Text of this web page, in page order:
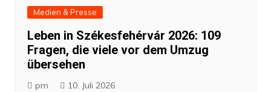
Medien & Presse
Leben in Székesfehérvár 2026: 109
Fragen, die viele vor dem Umzug
übersehen
pm 10. Juli 2026